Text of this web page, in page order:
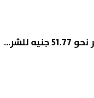
سجل سعر الدولار في كل من البنك الأهلي المصري وبنك مصر نحو 51.77 جنيه للشراء